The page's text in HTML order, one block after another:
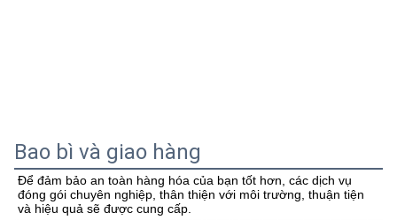
Bao bì và giao hàng
Để đảm bảo an toàn hàng hóa của bạn tốt hơn, các dịch vụ
đóng gói chuyên nghiệp, thân thiện với môi trường, thuận tiện
và hiệu quả sẽ được cung cấp.